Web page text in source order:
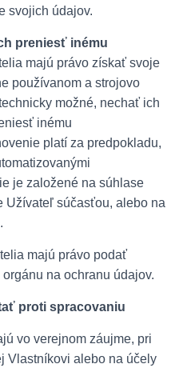
svojich údajov.
preniesť inému
majú právo získať svoje
používanom a strojovo
možné, nechať ich
inému
platí za predpokladu,
je založené na súhlase
Užívateľ súčasťou, alebo na
majú právo podať
na ochranu údajov.
proti spracovaniu
vo verejnom záujme, pri
Vlastníkovi alebo na účely